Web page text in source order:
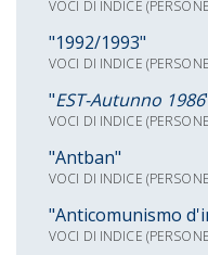
VOCI DI INDICE
"1992/1993"
VOCI DI INDICE
"EST-Autunno 1986
VOCI DI INDICE
"Antban"
VOCI DI INDICE
"Anticomunismo
VOCI DI INDICE